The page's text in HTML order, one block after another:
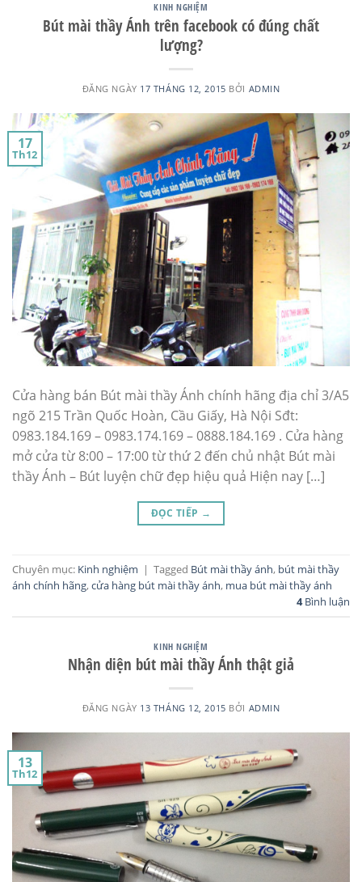
KINH NGHIỆM
Bút mài thầy Ánh trên facebook có đúng chất
lượng?
ĐĂNG NGÀY 17 THÁNG 12, 2015 BỞI ADMIN
17
Th12
Cửa hàng bán Bút mài thầy Ánh chính hãng địa chỉ 3/A5
ngõ 215 Trần Quốc Hoàn, Cầu Giấy, Hà Nội Sđt:
0983.184.169 – 0983.174.169 – 0888.184.169 . Cửa hàng
mở cửa từ 8:00 – 17:00 từ thứ 2 đến chủ nhật Bút mài
thầy Ánh – Bút luyện chữ đẹp hiệu quả Hiện nay […]
ĐỌC TIẾP →
Chuyên mục: Kinh nghiệm | Tagged Bút mài thầy ánh, bút mài thầy
ánh chính hãng,cửa hàng bút mài thầy ánh, mua bút mài thầy ánh
4Bình luận
KINH NGHIỆM
Nhận diện bút mài thầy Ánh thật giả
ĐĂNG NGÀY 13 THÁNG 12, 2015 BỞI ADMIN
13
Th12